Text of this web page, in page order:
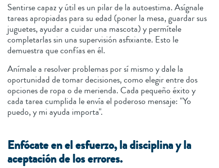
Sentirse capaz y útil es un pilar de la autoestima. Asígnale
tareas apropiadas para su edad (poner la mesa, guardar sus
juguetes, ayudar a cuidar una mascota) y permítele
completarlas sin una supervisión asfixiante. Esto le
demuestra que confías en él.
Anímale a resolver problemas por sí mismo y dale la
oportunidad de tomar decisiones, como elegir entre dos
opciones de ropa o de merienda. Cada pequeño éxito y
cada tarea cumplida le envía el poderoso mensaje: "Yo
puedo, y mi ayuda importa".
Enfócate en el esfuerzo, la disciplina y la
aceptación de los errores.